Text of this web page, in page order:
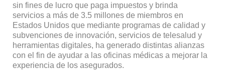
sin fines de lucro que paga impuestos y brinda
servicios a más de 3.5 millones de miembros en
Estados Unidos que mediante programas de calidad y
subvenciones de innovación, servicios de telesalud y
herramientas digitales, ha generado distintas alianzas
con el fin de ayudar a las oficinas médicas a mejorar la
experiencia de los asegurados.